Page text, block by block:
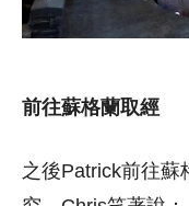
前往蘇格蘭取經
之後Patrick前往蘇